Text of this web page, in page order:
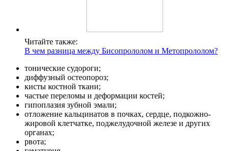
Читайте также:
В чем разница между Бисопрололом и Метопрололом?
тонические судороги;
диффузный остеопороз;
кисты костной ткани;
частые переломы и деформации костей;
гипоплазия зубной эмали;
отложение кальцинатов в почках, сердце, подкожно-
жировой клетчатке, поджелудочной железе и других
органах;
рвота;